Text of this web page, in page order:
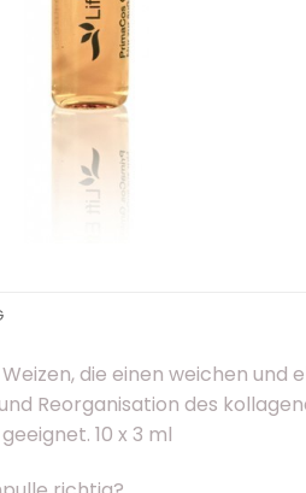
die einen weichen
Reorganisation des
10 x 3 ml